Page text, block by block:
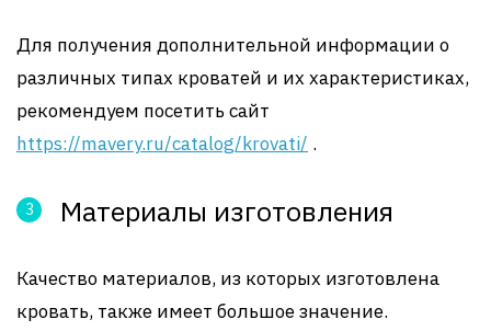
Для получения дополнительной информации о
различных типах кроватей и их характеристиках,
рекомендуем посетить сайт
https://mavery.ru/catalog/krovati/ .
Материалы изготовления
Качество материалов, из которых изготовлена
кровать, также имеет большое значение.